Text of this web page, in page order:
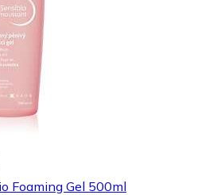
Foaming Gel 500ml